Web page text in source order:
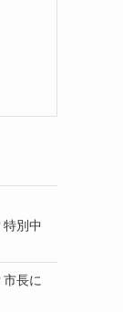
特別中
市長に